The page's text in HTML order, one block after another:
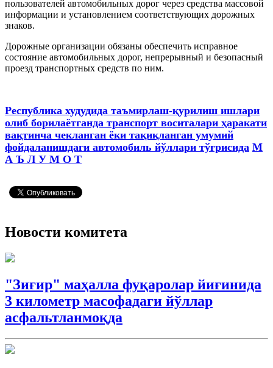
пользователей автомобильных дорог через средства массовой
информации и установлением соответствующих дорожных
знаков.
Дорожные организации обязаны обеспечить исправное
состояние автомобильных дорог, непрерывный и безопасный
проезд транспортных средств по ним.
Республика худудида таъмирлаш-қурилиш ишлари
олиб борилаётганда транспорт воситалари ҳаракати
вақтинча чекланган ёки тақиқланган умумий
фойдаланишдаги автомобиль йўллари тўғрисида М
А Ъ Л У М О Т
Новости комитета
"Зиғир" маҳалла фуқаролар йиғинида
3 километр масофадаги йўллар
асфальтланмоқда